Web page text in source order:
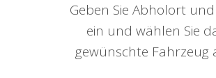
Geben Sie Abholort
ein und wählen Sie
gewünschte Fahrzeug